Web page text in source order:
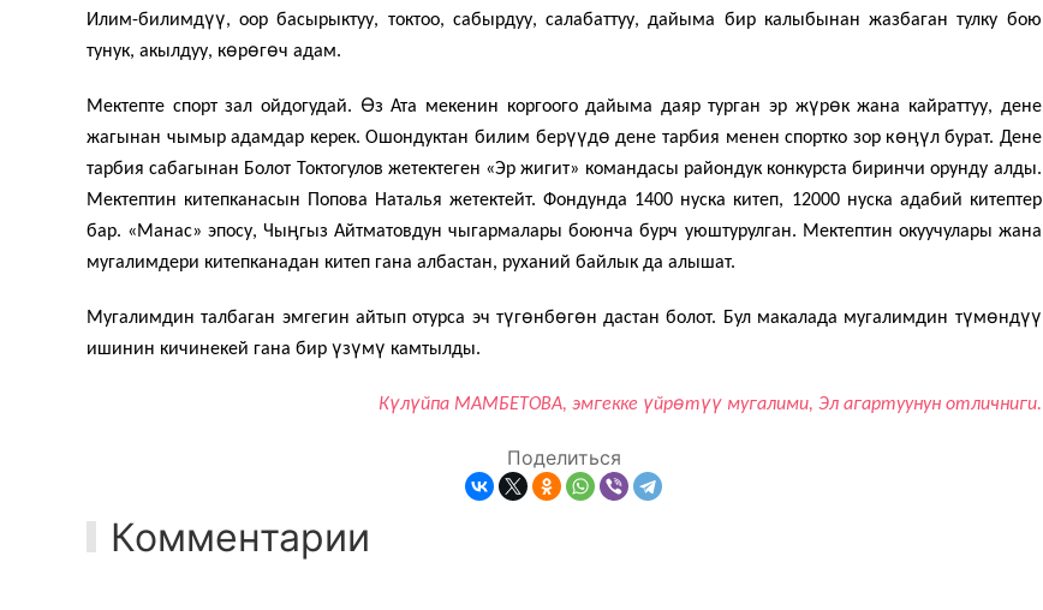
Илим-билимдүү, оор басырыктуу, токтоо, сабырдуу, салабаттуу, дайыма бир калы­бынан жазбаган тулку бою
тунук, акылдуу, көрөгөч адам.
Мектепте спорт зал ойдогу­дай. Өз Ата мекенин коргоого дайыма даяр турган эр жүрөк жана кайраттуу, дене
жагынан чымыр адамдар керек. Ошондук­тан билим берүүдө дене тарбия менен спортко зор көӊүл бурат. Дене
тарбия сабагынан Болот Токтогулов жетектеген «Эр жи­гит» командасы райондук кон­курста биринчи орунду алды.
Мектептин китепканасын Попова Наталья жетектейт. Фондунда 1400 нуска китеп, 12000 нуска адабий китептер
бар. «Манас» эпосу, Чыӊгыз Айтматовдун чы­гармалары боюнча бурч уюшту­рулган. Мектептин окуучулары жана
мугалимдери китепканадан китеп гана албастан, руханий байлык да алышат.
Мугалимдин талбаган эм­гегин айтып отурса эч түгөнбөгөн дастан болот. Бул макалада мугалимдин түмөндүү
ишинин кичинекей гана бир үзүмү камтылды.
Күлүйпа МАМБЕТОВА, эмгекке үйрөтүүмугалими, Эл агартуунун отличниги.
Поделиться
Комментарии